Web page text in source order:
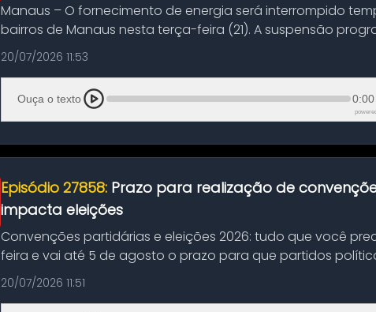
Manaus – O fornecimento de energia será interrompido
bairros de Manaus nesta terça-feira (21). A suspensão
serviços de manuten...
20/07/2026 11:53
Ouça o texto 0:00
Episódio 27858: Prazo para realização de
impacta eleições
Convenções partidárias e eleições 2026: tudo que você
feira e vai até 5 de agosto o prazo para que partidos
suas convençõ...
20/07/2026 11:51